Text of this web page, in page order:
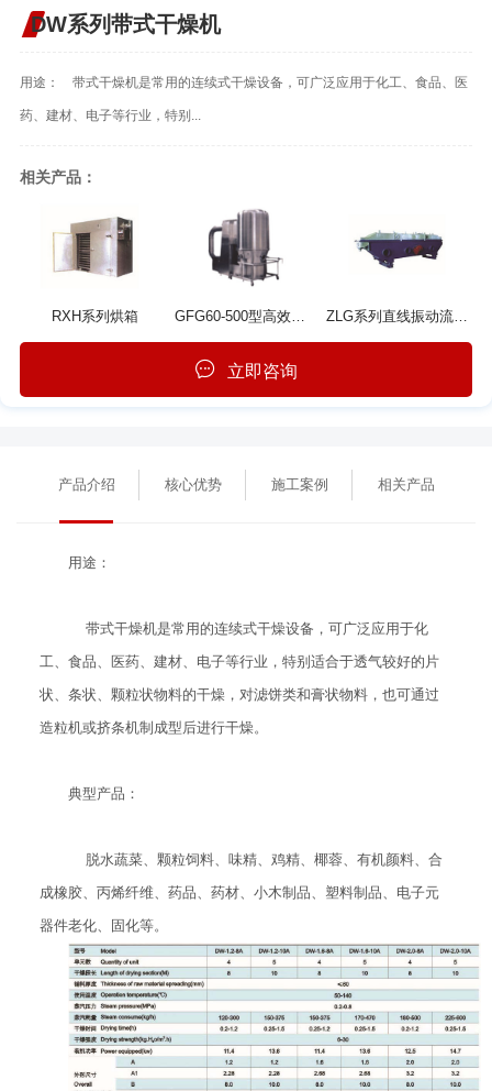
DW系列带式干燥机
用途： 带式干燥机是常用的连续式干燥设备，可广泛应用于化工、食品、医
药、建材、电子等行业，特别...
相关产品：
RXH系列烘箱 ZLG系列直线振动流化床干燥机
立即咨询
产品介绍 核心优势 施工案例 相关产品
用途：
带式干燥机是常用的连续式干燥设备，可广泛应用于化
工、食品、医药、建材、电子等行业，特别适合于透气较好的片
状、条状、颗粒状物料的干燥，对滤饼类和膏状物料，也可通过
造粒机或挤条机制成型后进行干燥。
典型产品：
脱水蔬菜、颗粒饲料、味精、鸡精、椰蓉、有机颜料、合
成橡胶、丙烯纤维、药品、药材、小木制品、塑料制品、电子元
器件老化、固化等。